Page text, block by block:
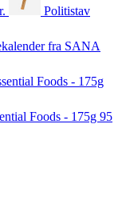
Politistav
fra SANA
Foods - 175g
Foods - 175g 95